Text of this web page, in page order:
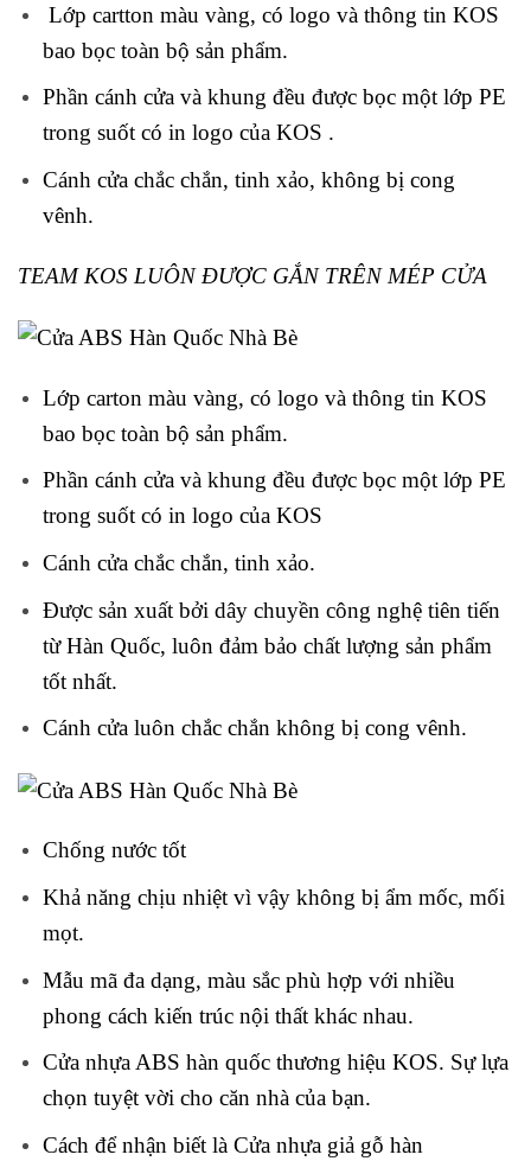
Lớp cartton màu vàng, có logo và thông tin KOS
bao bọc toàn bộ sản phẩm.
Phần cánh cửa và khung đều được bọc một lớp PE
trong suốt có in logo của KOS .
Cánh cửa chắc chắn, tinh xảo, không bị cong
vênh.
TEAM KOS LUÔN ĐƯỢC GẮN TRÊN MÉP CỬA
Lớp carton màu vàng, có logo và thông tin KOS
bao bọc toàn bộ sản phẩm.
Phần cánh cửa và khung đều được bọc một lớp PE
trong suốt có in logo của KOS
Cánh cửa chắc chắn, tinh xảo.
Được sản xuất bởi dây chuyền công nghệ tiên tiến
từ Hàn Quốc, luôn đảm bảo chất lượng sản phẩm
tốt nhất.
Cánh cửa luôn chắc chắn không bị cong vênh.
Chống nước tốt
Khả năng chịu nhiệt vì vậy không bị ẩm mốc, mối
mọt.
Mẫu mã đa dạng, màu sắc phù hợp với nhiều
phong cách kiến trúc nội thất khác nhau.
Cửa nhựa ABS hàn quốc thương hiệu KOS. Sự lựa
chọn tuyệt vời cho căn nhà của bạn.
Cách để nhận biết là Cửa nhựa giả gỗ hàn